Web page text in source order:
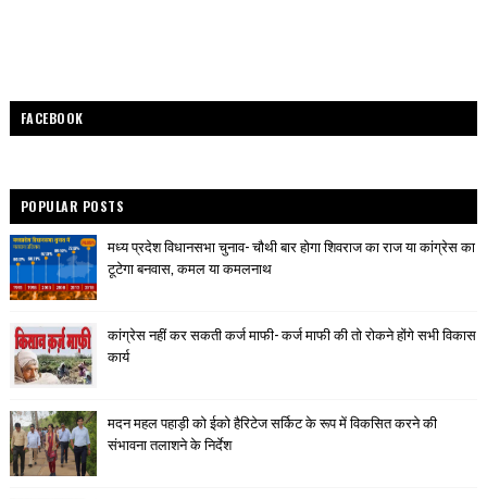
FACEBOOK
POPULAR POSTS
मध्य प्रदेश विधानसभा चुनाव- चौथी बार होगा शिवराज का राज या कांग्रेस का
टूटेगा बनवास, कमल या कमलनाथ
कांग्रेस नहीं कर सकती कर्ज माफी- कर्ज माफी की तो रोकने होंगे सभी विकास
कार्य
मदन महल पहाड़ी को ईको हैरिटेज सर्किट के रूप में विकसित करने की
संभावना तलाशने के निर्देश